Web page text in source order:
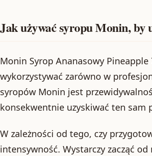
Jak używać syropu Monin, by
Monin Syrop Ananasowy
wykorzystywać zarówno w
syropów Monin jest
konsekwentnie uzyskiwać ten sam
W zależności od tego, czy
intensywność. Wystarczy zacząć